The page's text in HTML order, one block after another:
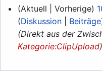
18.
Mai
2026
Aktuell Vorherige
Diskussion
Beiträge
Direkt aus der
Kategorie:ClipUpload